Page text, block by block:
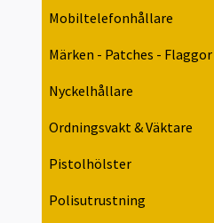
Mobiltelefonhållare
Märken - Patches - Flaggor
Nyckelhållare
Ordningsvakt & Väktare
Pistolhölster
Polisutrustning